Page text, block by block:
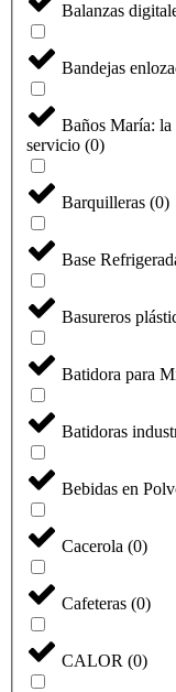
Balanzas
Bandejas
Baños María: la
servicio (0)
Barquilleras (0)
Base
Basureros
Batidora para
Batidoras
Bebidas en
Cacerola (0)
Cafeteras (0)
CALOR (0)